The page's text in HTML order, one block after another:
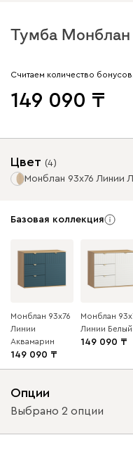
Тумба
Считаем количество
149 090
Цвет (4)
Монблан 93x76 Линии
Базовая коллекция
Монблан 93x76
Линии
Аквамарин
149 090
Монблан
Линии Белый
149 090
Опции
Выбрано 2 опции